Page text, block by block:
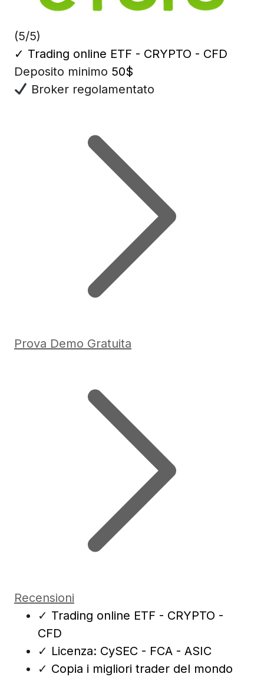
(5/5)
✓ Trading online ETF - CRYPTO - CFD
Deposito minimo 50$
Broker regolamentato
Prova Demo Gratuita
Recensioni
✓ Trading online ETF - CRYPTO -
CFD
✓ Licenza: CySEC - FCA - ASIC
✓ Copia i migliori trader del mondo